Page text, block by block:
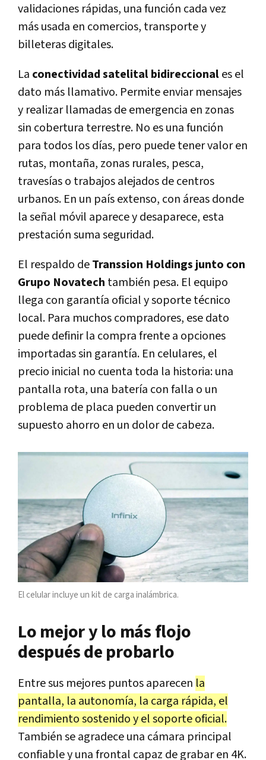
validaciones rápidas, una función cada vez
más usada en comercios, transporte y
billeteras digitales.
La conectividad satelital bidireccionales el
dato más llamativo. Permite enviar mensajes
y realizar llamadas de emergencia en zonas
sin cobertura terrestre. No es una función
para todos los días, pero puede tener valor en
rutas, montaña, zonas rurales, pesca,
travesías o trabajos alejados de centros
urbanos. En un país extenso, con áreas donde
la señal móvil aparece y desaparece, esta
prestación suma seguridad.
El respaldo deTranssion Holdings junto con
Grupo Novatech también pesa. El equipo
llega con garantía oficial y soporte técnico
local. Para muchos compradores, ese dato
puede definir la compra frente a opciones
importadas sin garantía. En celulares, el
precio inicial no cuenta toda la historia: una
pantalla rota, una batería con falla o un
problema de placa pueden convertir un
supuesto ahorro en un dolor de cabeza.
El celular incluye un kit de carga inalámbrica.
Lo mejor y lo más flojo
después de probarlo
Entre sus mejores puntos aparecen la
pantalla, la autonomía, la carga rápida, el
rendimiento sostenido y el soporte oficial.
También se agradece una cámara principal
confiable y una frontal capaz de grabar en 4K.